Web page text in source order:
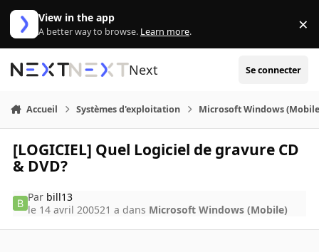
Aller au contenu
View in the app
A better way to browse. Learn more. ×
Next Se connecter
Accueil Systèmes d'exploitation Microsoft Windows
[LOGICIEL] Quel Logiciel de gravure CD
& DVD?
Par bill13
le 14 avril 200521 a dans Microsoft Windows (Mobile)